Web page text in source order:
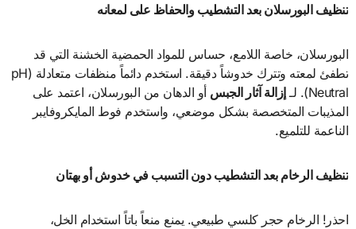
تنظيف البورسلان بعد التشطيب والحفاظ على لمعانه
البورسلان، خاصة اللامع، حساس للمواد الحمضية الخشنة التي قد
تطفئ لمعته وتترك خدوشاً دقيقة. استخدم دائماً منظفات متعادلة (pH
Neutral). لـ
إزالة آثار الجبس أو الدهان من البورسلان، اعتمد على
المذيبات المتخصصة بشكل موضعي، واستخدم فوط المايكروفايبر
الناعمة للتلميع.
تنظيف الرخام بعد التشطيب دون التسبب في خدوش أو بهتان
احذر! الرخام حجر كلسي طبيعي. يمنع منعاً باتاً استخدام الخل،